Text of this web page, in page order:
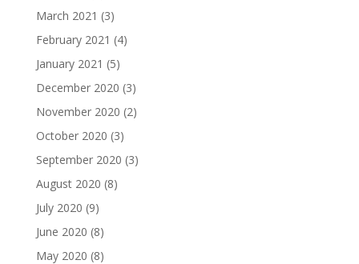
March 2021 (3)
February 2021 (4)
January 2021 (5)
December 2020 (3)
November 2020 (2)
October 2020 (3)
September 2020 (3)
August 2020 (8)
July 2020 (9)
June 2020 (8)
May 2020 (8)